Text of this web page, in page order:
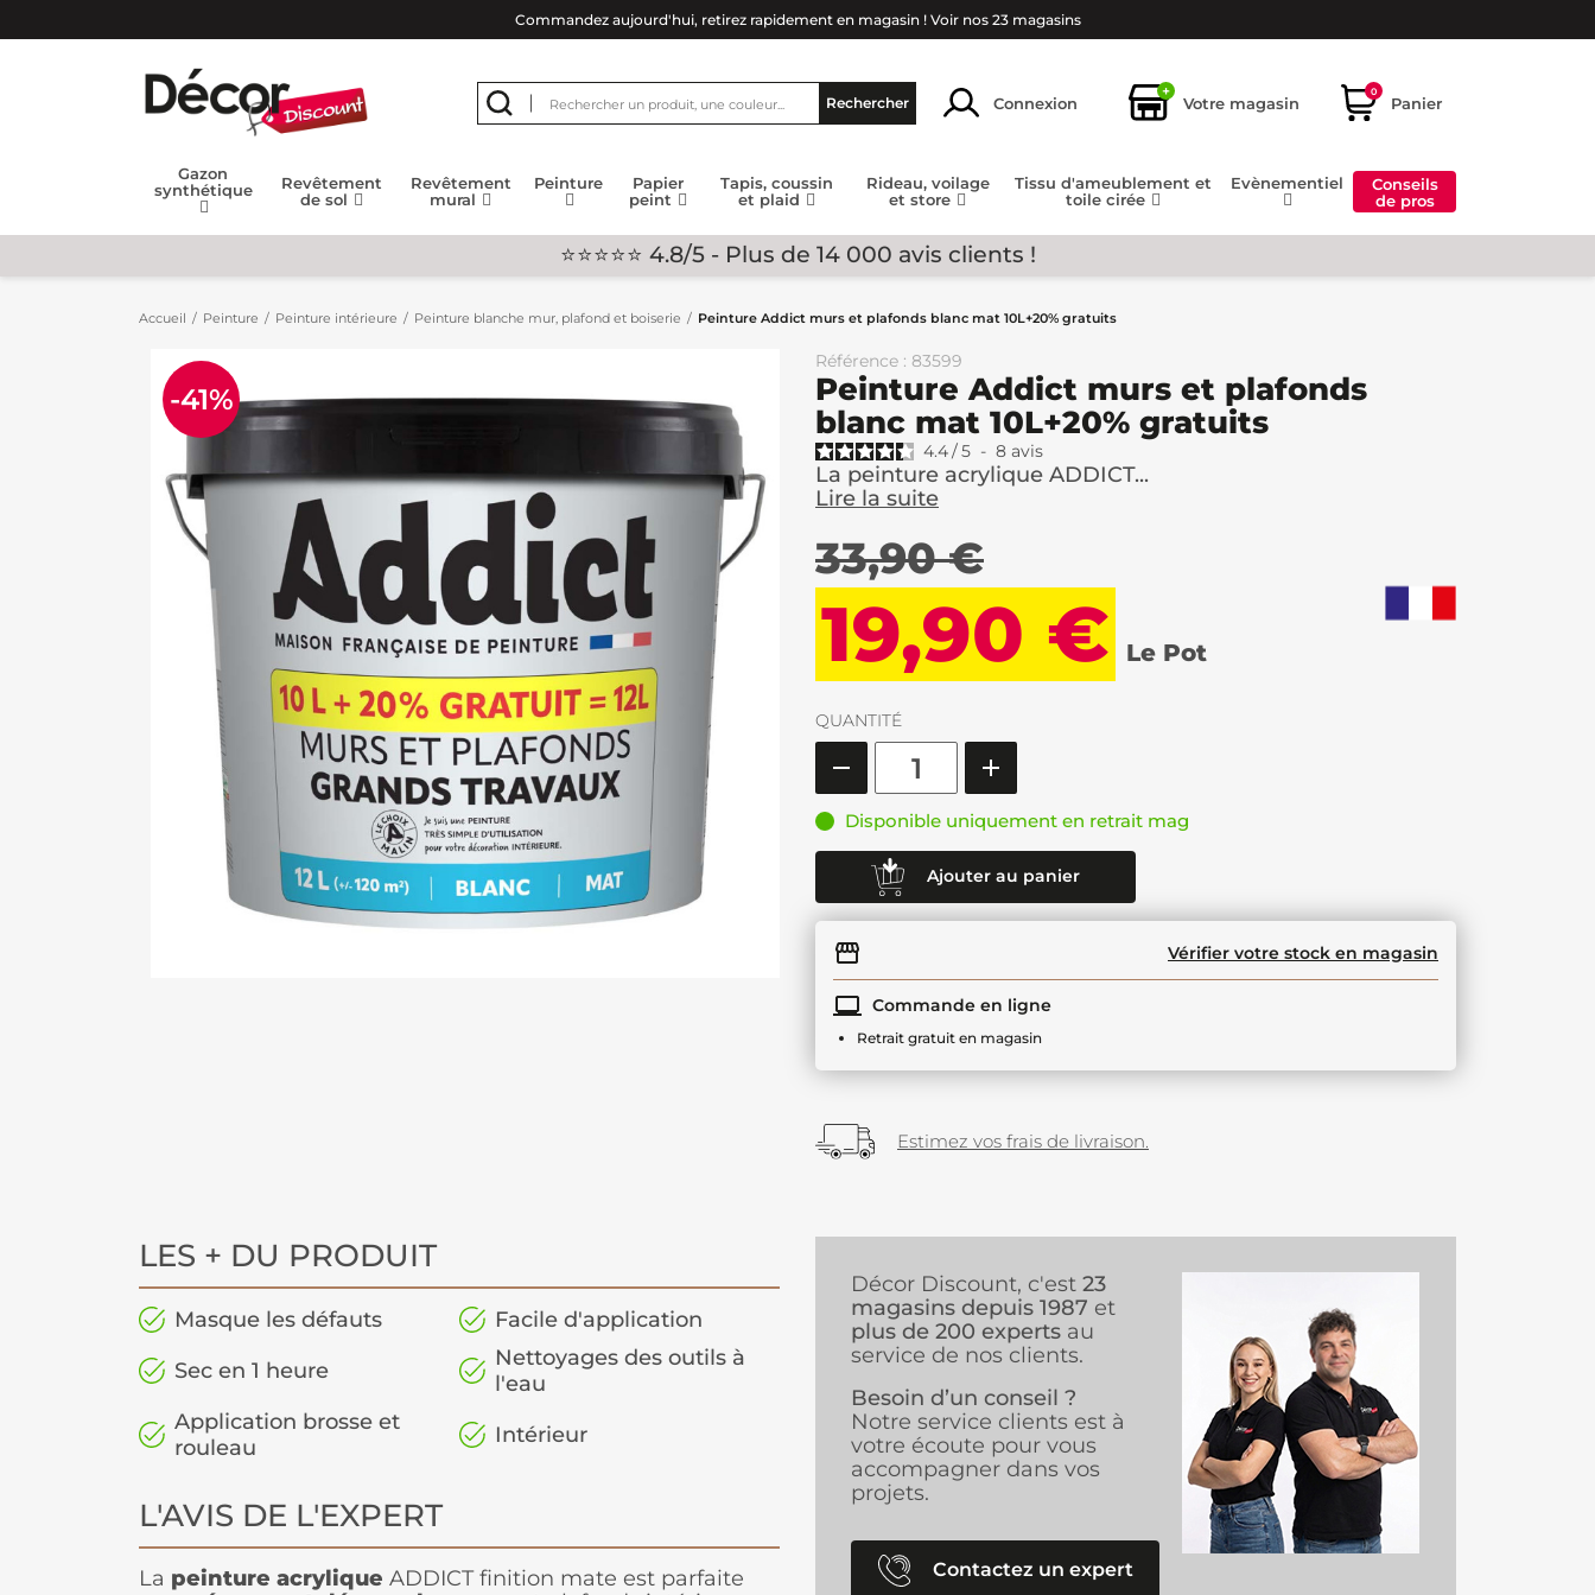
Commandez aujourd'hui, retirez rapidement en magasin ! Voir nos 23 magasins
Rechercher Connexion
+
Votre magasin
0
Panier
Gazon
synthétique
Revêtement
de sol
Revêtement
mural
Peinture
Papier
peint
Tapis, coussin
et plaid
Rideau, voilage
et store
Tissu d'ameublement et
toile cirée
Evènementiel
Conseils
de pros
⭐⭐⭐⭐⭐ 4.8/5 - Plus de 14 000 avis clients !
Accueil Peinture Peinture intérieure Peinture blanche mur, plafond et boiserie Peinture Addict murs et plafonds blanc mat 10L+20% gratuits
-41%
Référence : 83599
Peinture Addict murs et plafonds
blanc mat 10L+20% gratuits
4.4/5 - 8 avis
La peinture acrylique ADDICT...
Lire la suite
33,90 €
19,90 € Le Pot
QUANTITÉ
Disponible uniquement en retrait mag
Ajouter au panier
Vérifier votre stock en magasin
Commande en ligne
Retrait gratuit en magasin
Estimez vos frais de livraison.
LES + DU PRODUIT
Masque les défauts
Facile d'application
Sec en 1 heure
Nettoyages des outils à
l'eau
Application brosse et
rouleau
Intérieur
L'AVIS DE L'EXPERT
La peinture acrylique ADDICT finition mate est parfaite
Décor Discount, c'est 23
magasins depuis 1987 et
plus de 200 experts au
service de nos clients.
Besoin d’un conseil ?
Notre service clients est à
votre écoute pour vous
accompagner dans vos
projets.
Contactez un expert